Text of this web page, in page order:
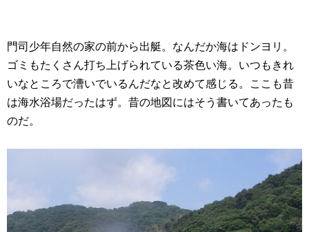
門司少年自然の家の前から出艇。なんだか海はドンヨリ。
ゴミもたくさん打ち上げられている茶色い海。いつもきれ
いなところで漕いでいるんだなと改めて感じる。ここも昔
は海水浴場だったはず。昔の地図にはそう書いてあったも
のだ。